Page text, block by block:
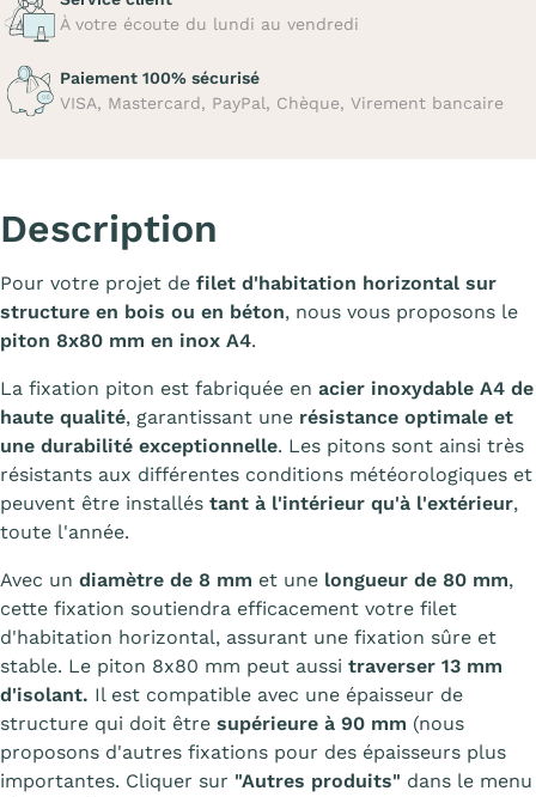
À votre écoute du lundi au vendredi
Paiement 100% sécurisé
VISA, Mastercard, PayPal, Chèque, Virement bancaire
Description
Pour votre projet de filet d'habitation horizontal sur
structure en bois ou en béton, nous vous proposons le
piton 8x80 mm en inox A4.
La fixation piton est fabriquée en acier inoxydable A4 de
haute qualité, garantissant une résistance optimale et
une durabilité exceptionnelle. Les pitons sont ainsi très
résistants aux différentes conditions météorologiques et
peuvent être installés tant à l'intérieur qu'à l'extérieur,
toute l'année.
Avec un diamètre de 8 mm et une longueur de 80 mm,
cette fixation soutiendra efficacement votre filet
d'habitation horizontal, assurant une fixation sûre et
stable. Le piton 8x80 mm peut aussi traverser 13 mm
d'isolant. Il est compatible avec une épaisseur de
structure qui doit être supérieure à 90 mm (nous
proposons d'autres fixations pour des épaisseurs plus
importantes. Cliquer sur "Autres produits" dans le menu